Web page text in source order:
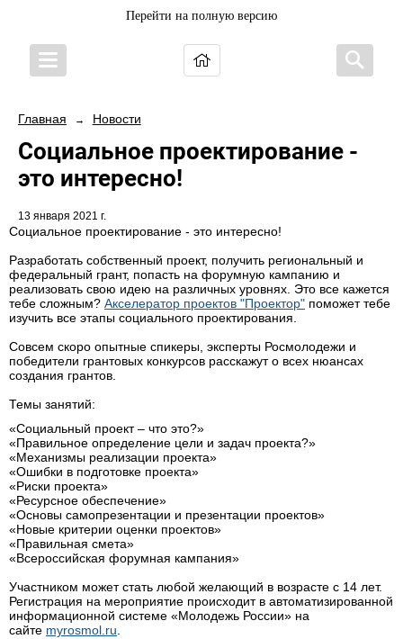
Перейти на полную версию
Главная → Новости
Социальное проектирование -
это интересно!
13 января 2021 г.
Социальное проектирование - это интересно!
Разработать собственный проект, получить региональный и
федеральный грант, попасть на форумную кампанию и
реализовать свою идею на различных уровнях. Это все кажется
тебе сложным? Акселератор проектов "Проектор" поможет тебе
изучить все этапы социального проектирования.
Совсем скоро опытные спикеры, эксперты Росмолодежи и
победители грантовых конкурсов расскажут о всех нюансах
создания грантов.
Темы занятий:
«Социальный проект – что это?»
«Правильное определение цели и задач проекта?»
«Механизмы реализации проекта»
«Ошибки в подготовке проекта»
«Риски проекта»
«Ресурсное обеспечение»
«Основы самопрезентации и презентации проектов»
«Новые критерии оценки проектов»
«Правильная смета»
«Всероссийская форумная кампания»
Участником может стать любой желающий в возрасте с 14 лет.
Регистрация на мероприятие происходит в автоматизированной
информационной системе «Молодежь России» на
сайте myrosmol.ru